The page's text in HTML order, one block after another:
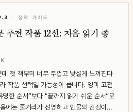
· 장르 가이드
추천 작품 12선: 처음 읽기 좋
첫 책부터 너무 두껍고 낯설게 느껴진다
작품 선택일 가능성이 큽니다. 영미 고전
한 순서”보다 “끝까지 읽기 쉬운 순서”로
에는 줄거리가 선명하고 인물의 감정이